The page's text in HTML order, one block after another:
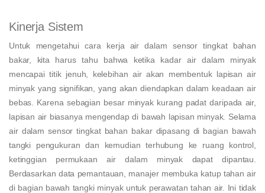
Kinerja Sistem
Untuk mengetahui cara kerja air dalam sensor tingkat bahan
bakar, kita harus tahu bahwa ketika kadar air dalam minyak
mencapai titik jenuh, kelebihan air akan membentuk lapisan air
minyak yang signifikan, yang akan diendapkan dalam keadaan air
bebas. Karena sebagian besar minyak kurang padat daripada air,
lapisan air biasanya mengendap di bawah lapisan minyak. Selama
air dalam sensor tingkat bahan bakar dipasang di bagian bawah
tangki pengukuran dan kemudian terhubung ke ruang kontrol,
ketinggian permukaan air dalam minyak dapat dipantau.
Berdasarkan data pemantauan, manajer membuka katup tahan air
di bagian bawah tangki minyak untuk perawatan tahan air. Ini tidak